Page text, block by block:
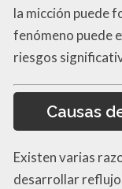
la micción puede
fenómeno puede
riesgos
Causas
Existen varias
desarrollar reflujo